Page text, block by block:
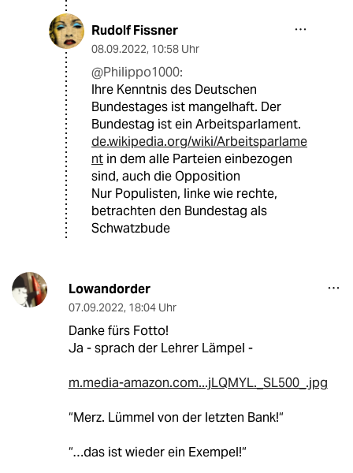
Rudolf Fissner
08.09.2022, 10:58 Uhr
@Philippo1000:
Ihre Kenntnis des Deutschen
Bundestages ist mangelhaft. Der
Bundestag ist ein Arbeitsparlament.
de.wikipedia.org/wiki/Arbeitsparlame
nt in dem alle Parteien einbezogen
sind, auch die Opposition
Nur Populisten, linke wie rechte,
betrachten den Bundestag als
Schwatzbude
Lowandorder
07.09.2022, 18:04 Uhr
Danke fürs Fotto!
Ja - sprach der Lehrer Lämpel -
m.media-amazon.com...jLQMYL._SL500_.jpg
“Merz. Lümmel von der letzten Bank!“
“…das ist wieder ein Exempel!“